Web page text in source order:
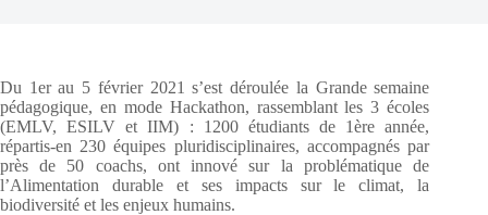
Du 1er au 5 février 2021 s’est déroulée la Grande semaine
pédagogique, en mode Hackathon, rassemblant les 3 écoles
(EMLV, ESILV et IIM) : 1200 étudiants de 1ère année,
répartis-en 230 équipes pluridisciplinaires, accompagnés par
près de 50 coachs, ont innové sur la problématique de
l’Alimentation durable et ses impacts sur le climat, la
biodiversité et les enjeux humains.